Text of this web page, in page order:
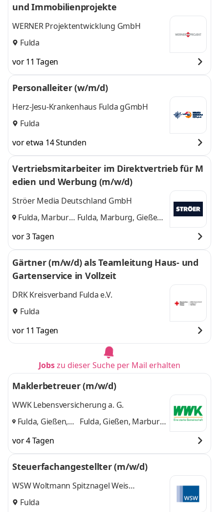
und Immobilienprojekte
WERNER Projektentwicklung GmbH
Fulda
vor 11 Tagen
Personalleiter (w/m/d)
Herz-Jesu-Krankenhaus Fulda gGmbH
Fulda
vor etwa 14 Stunden
Vertriebsmitarbeiter im Direktvertrieb für M
edien und Werbung (m/w/d)
Ströer Media Deutschland GmbH
Fulda, Marburg, Fulda, Marburg, Gießen
vor 3 Tagen
Gärtner (m/w/d) als Teamleitung Haus- und
Gartenservice in Vollzeit
DRK Kreisverband Fulda e.V.
Fulda
vor 11 Tagen
Jobszu dieser Suche per Mail erhalten
Maklerbetreuer (m/w/d)
WWK Lebensversicherung a. G.
Fulda, Gießen,
Kassel,
Fulda, Gießen, Marburg,
vor 4 Tagen
Steuerfachangestellter (m/w/d)
WSW Woltmann Spitznagel Weis
Steuerberater, vereidigte Buchprüfer PartG
Fulda